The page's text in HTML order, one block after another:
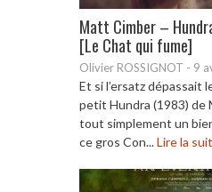
Matt Cimber –
[Le Chat qui fume]
Olivier ROSSIGNOT - 9
Et si l’ersatz dépassait
petit Hundra (1983) de
tout simplement un
ce gros Con...Lire la